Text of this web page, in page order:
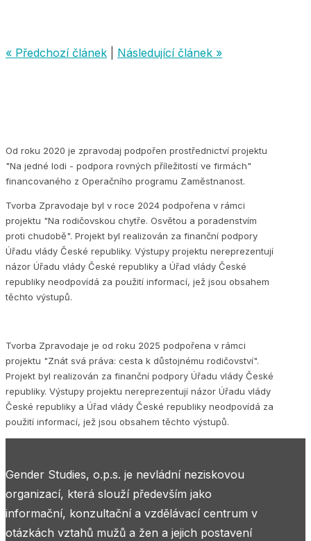
« Předchozí článek Následující článek »
Od roku 2020 je zpravodaj podpořen prostřednictví projektu
"Na jedné lodi - podpora rovných příležitostí ve firmách"
financovaného z Operačního programu Zaměstnanost.
Tvorba Zpravodaje byl v roce 2024 podpořena v rámci
projektu "Na rodičovskou chytře. Osvětou a poradenstvím
proti chudobě". Projekt byl realizován za finanční podpory
Úřadu vlády České republiky. Výstupy projektu nereprezentují
názor Úřadu vlády České republiky a Úřad vlády České
republiky neodpovídá za použití informací, jež jsou obsahem
těchto výstupů.
Tvorba Zpravodaje je od roku 2025 podpořena v rámci
projektu "Znát svá práva: cesta k důstojnému rodičovství".
Projekt byl realizován za finanční podpory Úřadu vlády České
republiky. Výstupy projektu nereprezentují názor Úřadu vlády
České republiky a Úřad vlády České republiky neodpovídá za
použití informací, jež jsou obsahem těchto výstupů.
Gender Studies, o.p.s. je nevládní neziskovou
organizací, která slouží především jako
informační, konzultační a vzdělávací centrum v
otázkách vztahů mužů a žen a jejich postavení